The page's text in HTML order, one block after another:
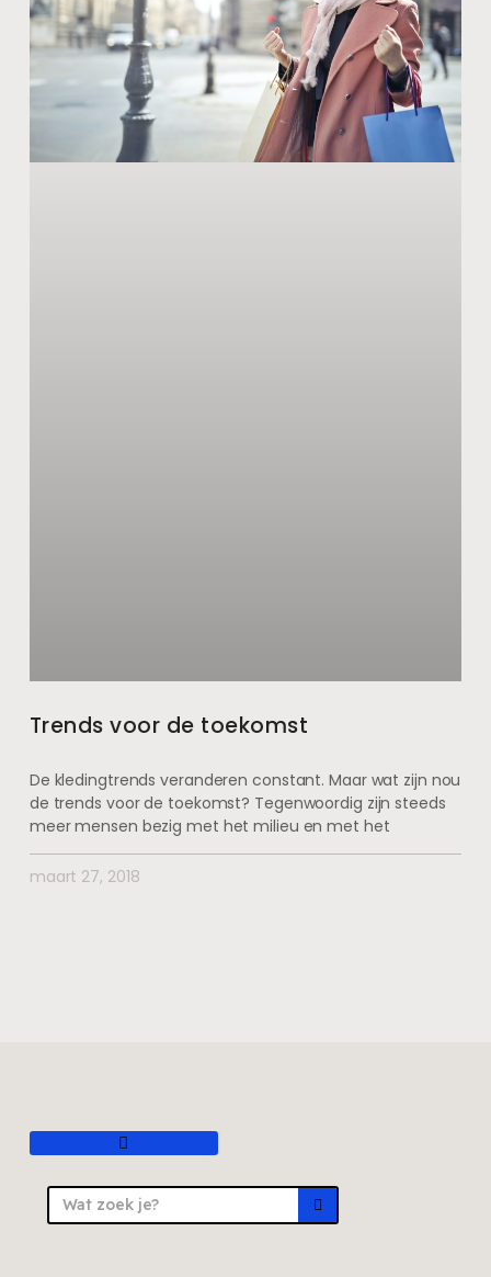
Trends voor de toekomst
De kledingtrends veranderen constant. Maar wat zijn nou
de trends voor de toekomst? Tegenwoordig zijn steeds
meer mensen bezig met het milieu en met het
maart 27, 2018